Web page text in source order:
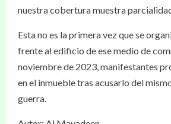
nuestra cobertura muestra
Esta no es la primera vez que se
frente al edificio de ese medio de
noviembre de 2023, manifestantes
en el inmueble tras acusarlo del
guerra.